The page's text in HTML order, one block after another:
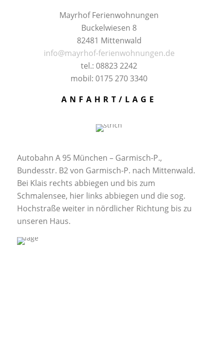
Mayrhof Ferienwohnungen
Buckelwiesen 8
82481 Mittenwald
info@mayrhof-ferienwohnungen.de
tel.: 08823 2242
mobil: 0175 270 3340
ANFAHRT/LAGE
Autobahn A 95 München – Garmisch-P.,
Bundesstr. B2 von Garmisch-P. nach Mittenwald.
Bei Klais rechts abbiegen und bis zum
Schmalensee, hier links abbiegen und die sog.
Hochstraße weiter in nördlicher Richtung bis zu
unseren Haus.